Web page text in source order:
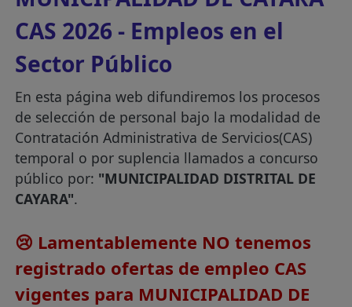
CAS 2026 - Empleos en el
Sector Público
En esta página web difundiremos los procesos
de selección de personal bajo la modalidad de
Contratación Administrativa de Servicios(CAS)
temporal o por suplencia llamados a concurso
público por: "MUNICIPALIDAD DISTRITAL DE
CAYARA".
😢 Lamentablemente NO tenemos
registrado ofertas de empleo CAS
vigentes para MUNICIPALIDAD DE